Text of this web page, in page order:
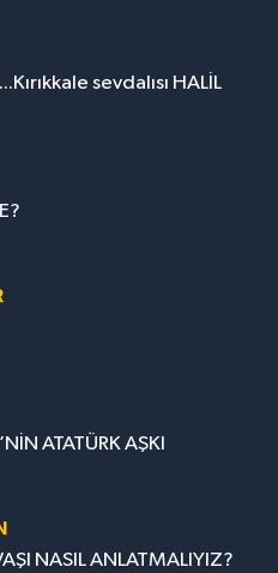
sevdalısı HALİL
ATATÜRK AŞKI
NASIL ANLATMALIYIZ?